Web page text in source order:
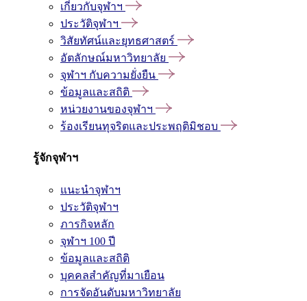
เกี่ยวกับจุฬาฯ
ประวัติจุฬาฯ
วิสัยทัศน์และยุทธศาสตร์
อัตลักษณ์มหาวิทยาลัย
จุฬาฯ กับความยั่งยืน
ข้อมูลและสถิติ
หน่วยงานของจุฬาฯ
ร้องเรียนทุจริตและประพฤติมิชอบ
รู้จักจุฬาฯ
แนะนำจุฬาฯ
ประวัติจุฬาฯ
ภารกิจหลัก
จุฬาฯ 100 ปี
ข้อมูลและสถิติ
บุคคลสำคัญที่มาเยือน
การจัดอันดับมหาวิทยาลัย